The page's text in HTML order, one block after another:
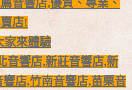
音響店,優質、專業、
店!
家來體驗
音響店,新莊音響店,新
響店,竹南音響店,苗栗音